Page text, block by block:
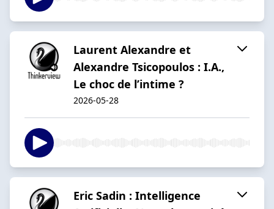
Laurent Alexandre et
Alexandre Tsicopoulos : I.A.,
Le choc de l’intime ?
2026-05-28
Eric Sadin : Intelligence